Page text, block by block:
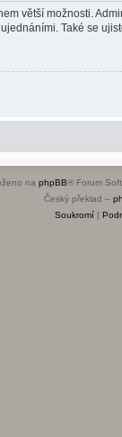
větší možnosti.
Také se
na phpBB® Forum
Český překlad –
Soukromí|